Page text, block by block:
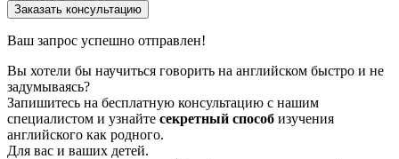
Ваш запрос успешно отправлен!
Вы хотели бы научиться говорить на английском быстро и не
задумываясь?
Запишитесь на бесплатную консультацию с нашим
специалистом и узнайте секретный способ изучения
английского как родного.
Для вас и ваших детей.